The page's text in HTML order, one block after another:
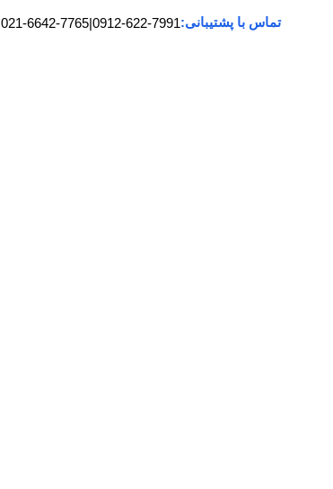
تماس با پشتیبانی:0912-622-7991
|
021-6642-7765